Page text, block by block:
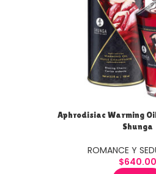
Aphrodisiac Warming
Shunga
ROMANCE Y
$640.00